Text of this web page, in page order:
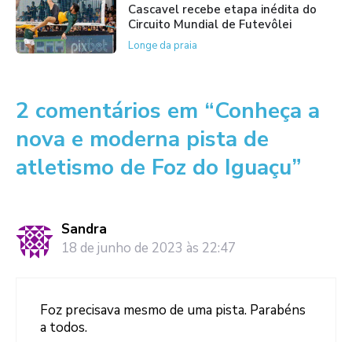
Cascavel recebe etapa inédita do
Circuito Mundial de Futevôlei
Longe da praia
2 comentários em “Conheça a
nova e moderna pista de
atletismo de Foz do Iguaçu”
Sandra
18 de junho de 2023 às 22:47
Foz precisava mesmo de uma pista. Parabéns
a todos.